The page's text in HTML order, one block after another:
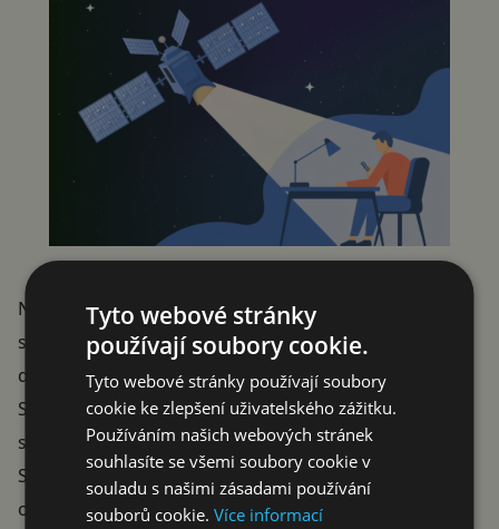
Nakonec tak většinapropagacepřichází od jiných
společností. VyjádřeníQualcommuuž jsme zmínili,
dalším střípkem je pak zmínka na síti X od společnosti
Skylo, která satelitní SMS provozuje právě ve
spolupráci s Verizonem.
Satellite SOS on the new Samsung Galaxy S25 series
on Verizon is powered by Skylo! This out of this world
Tyto webové stránky
používají soubory cookie.
Tyto webové stránky používají soubory
cookie ke zlepšení uživatelského zážitku.
Používáním našich webových stránek
souhlasíte se všemi soubory cookie v
souladu s našimi zásadami používání
souborů cookie.Více informací